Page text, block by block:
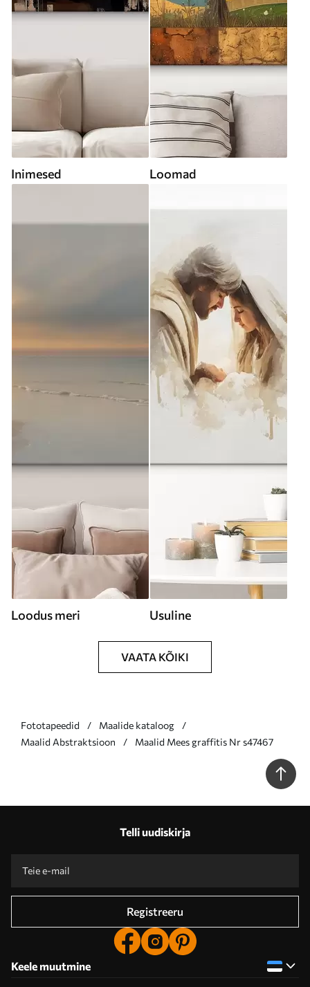
Inimesed Loomad
Loodus meri Usuline
VAATA KÕIKI
Fototapeedid
Maalide kataloog
Maalid Abstraktsioon
Maalid Mees graffitis Nr s47467
Telli uudiskirja
Registreeru
Keele muutmine